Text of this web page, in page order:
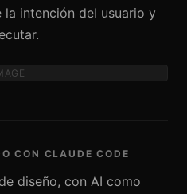
intención del usuario y
CON CLAUDE CODE
diseño, con AI como